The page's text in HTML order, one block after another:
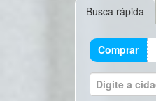
Busca rápida
Comprar